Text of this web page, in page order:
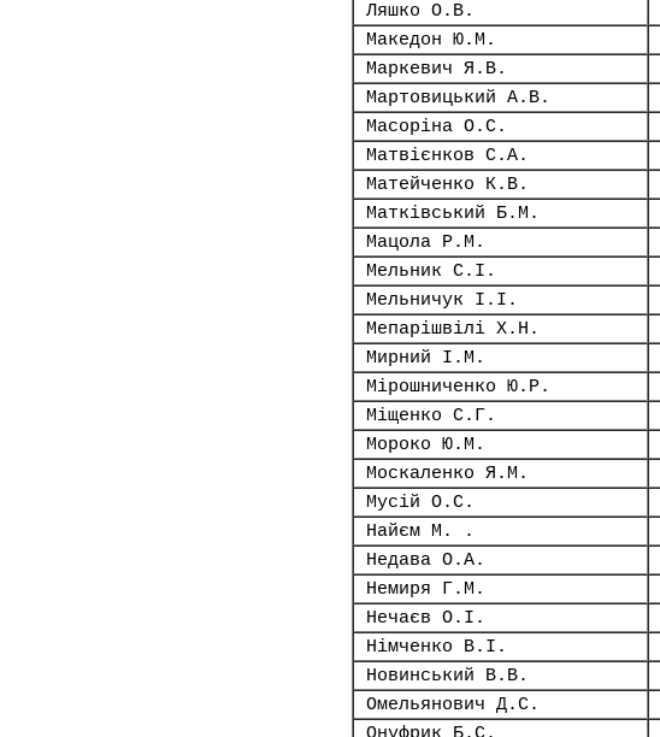
Ляшко О.В.
Македон Ю.М.
Маркевич Я.В.
Мартовицький А.В.
Масоріна О.С.
Матвієнков С.А.
Матейченко К.В.
Матківський Б.М.
Мацола Р.М.
Мельник С.І.
Мельничук І.І.
Мепарішвілі Х.Н.
Мирний І.М.
Мірошниченко Ю.Р.
Міщенко С.Г.
Мороко Ю.М.
Москаленко Я.М.
Мусій О.С.
Найєм М. .
Недава О.А.
Немиря Г.М.
Нечаєв О.І.
Німченко В.І.
Новинський В.В.
Омельянович Д.С.